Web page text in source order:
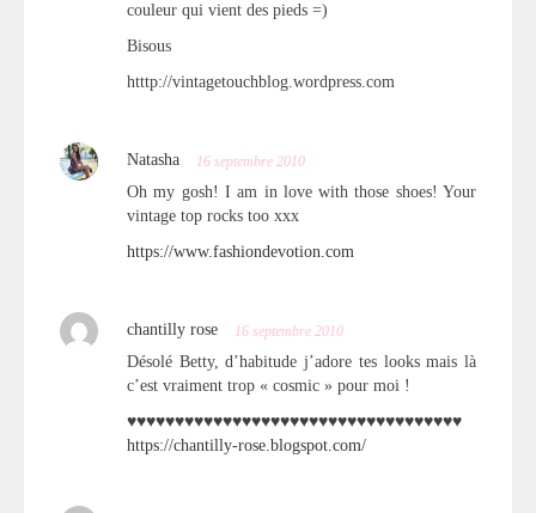
couleur qui vient des pieds =)
Bisous
htttp://vintagetouchblog.wordpress.com
Natasha 16 septembre 2010
Oh my gosh! I am in love with those shoes! Your
vintage top rocks too xxx
https://www.fashiondevotion.com
chantilly rose 16 septembre 2010
Désolé Betty, d’habitude j’adore tes looks mais là
c’est vraiment trop « cosmic » pour moi !
♥♥♥♥♥♥♥♥♥♥♥♥♥♥♥♥♥♥♥♥♥♥♥♥♥♥♥♥♥♥♥♥♥♥♥
https://chantilly-rose.blogspot.com/